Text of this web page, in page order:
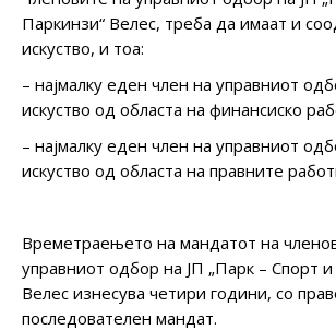
Паркинзи“ Велес, треба да имаат и
искуство, и тоа:
– најмалку еден член на управниот
искуство од областа на финансиско
– најмалку еден член на управниот
искуство од областа на правните
Времетраењето на мандатот на
управниот одбор на ЈП „Парк – Спорт
Велес изнесува четири години, со
последователен мандат.